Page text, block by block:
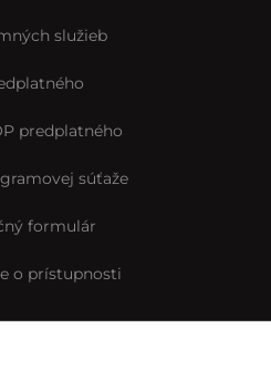
služieb
predplatného
súťaže
formulár
o prístupnosti